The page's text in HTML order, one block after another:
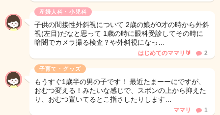
産婦人科・小児科
子供の間接性外斜視について 2歳の娘が0才の時から外斜
視(左目)だなと思って 1歳の時に眼科受診してその時に
暗闇でカメラ撮る検査？や外斜視になっ…
はじめてのママリ🔰 2
子育て・グッズ
もうすぐ1歳半の男の子です！ 最近たまーーにですが、
おむつ変える！みたいな感じで、スボンの上から抑えた
り、おむつ置いてるとこ指さしたりします…
ママリ 1